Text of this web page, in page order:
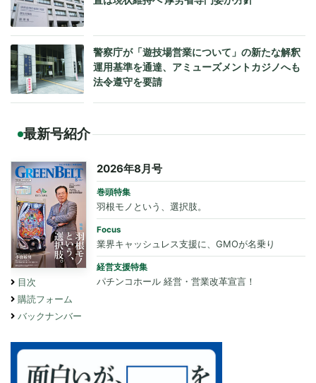
警察庁が「遊技場営業について」の新たな解釈
運用基準を通達、アミューズメントカジノへも
法令遵守を要請
最新号紹介
目次
購読フォーム
バックナンバー
2026年8月号
巻頭特集
羽根モノという、選択肢。
Focus
業界キャッシュレス支援に、GMOが名乗り
経営支援特集
パチンコホール 経営・営業改革宣言！